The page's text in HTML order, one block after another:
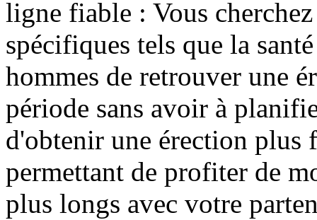
ligne fiable : Vous
spécifiques tels que la
hommes de retrouver une
période sans avoir à
d'obtenir une érection plus
permettant de profiter de
plus longs avec votre